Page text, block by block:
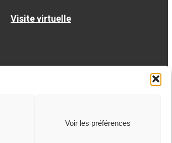
Voir les préférences
Visite virtuelle